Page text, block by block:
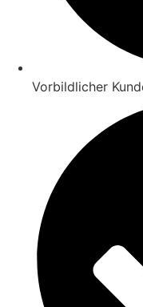
Vorbildlicher